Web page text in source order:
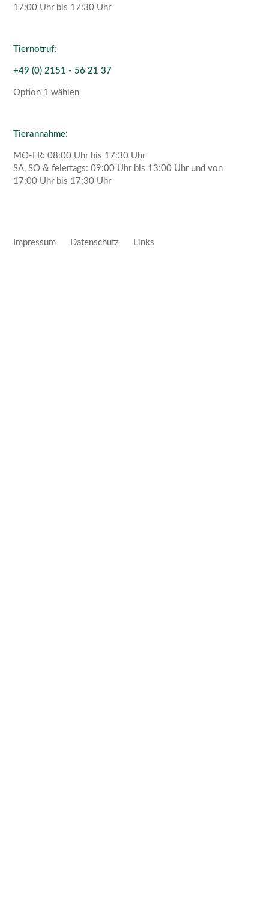
17:00 Uhr bis 17:30 Uhr
Tiernotruf:
+49 (0) 2151 - 56 21 37
Option 1 wählen
Tierannahme:
MO-FR: 08:00 Uhr bis 17:30 Uhr
SA, SO & feiertags: 09:00 Uhr bis 13:00 Uhr und von
17:00 Uhr bis 17:30 Uhr
Impressum Datenschutz Links